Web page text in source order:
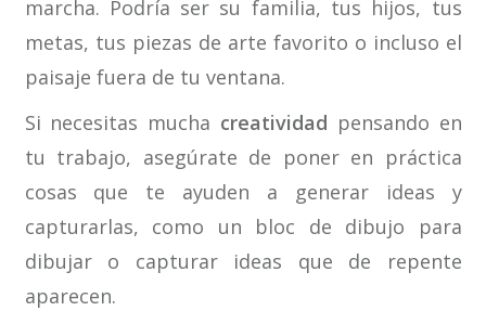
marcha. Podría ser su familia, tus hijos, tus
metas, tus piezas de arte favorito o incluso el
paisaje fuera de tu ventana.
Si necesitas mucha creatividad pensando en
tu trabajo, asegúrate de poner en práctica
cosas que te ayuden a generar ideas y
capturarlas, como un bloc de dibujo para
dibujar o capturar ideas que de repente
aparecen.